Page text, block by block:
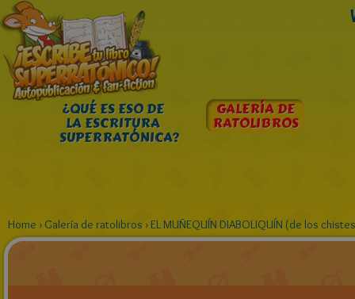
¿QUÉ ES ESO DE
LA ESCRITURA
SUPERRATÓNICA?
GALERÍA DE
RATOLIBROS
Home › Galería de ratolibros ›EL MUÑEQUÍN DIABOLIQUÍN (de los